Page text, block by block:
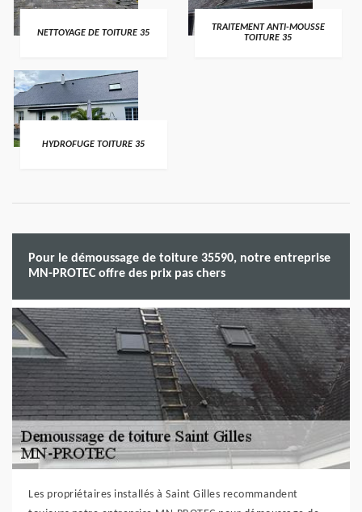
NETTOYAGE DE TOITURE 35
TRAITEMENT ANTI-MOUSSE
TOITURE 35
HYDROFUGE TOITURE 35
Pour le démoussage de toiture 35590, notre entreprise
MN-PROTEC offre des prix pas chers
Les propriétaires installés à Saint Gilles recommandent